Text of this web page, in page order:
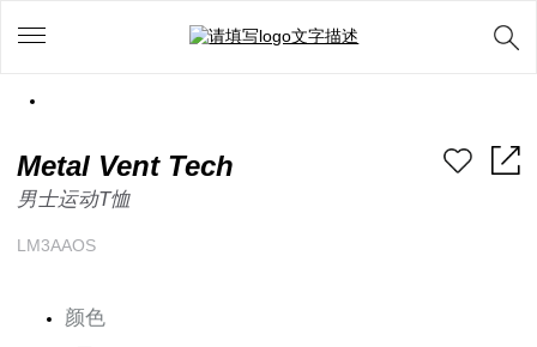
Metal Vent Tech
男士运动T恤
LM3AAOS
颜色